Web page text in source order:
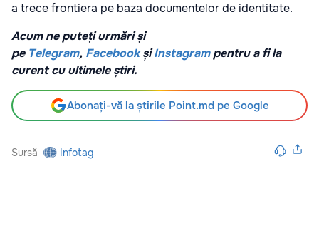
a trece frontiera pe baza documentelor de identitate.
Acum ne puteți urmări și
pe Telegram, FacebookșiInstagrampentru a fi la
curent cu ultimele știri.
Abonați-vă la știrile Point.md pe Google
Sursă Infotag